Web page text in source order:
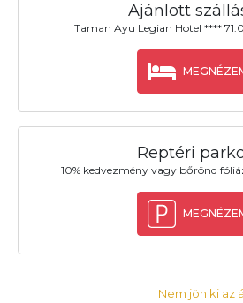
Ajánlott
Taman Ayu Legian Hotel ****
Reptéri
10% kedvezmény vagy bőrönd
Nem jön ki az